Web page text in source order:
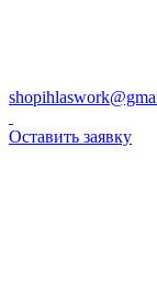
Оставить заявку